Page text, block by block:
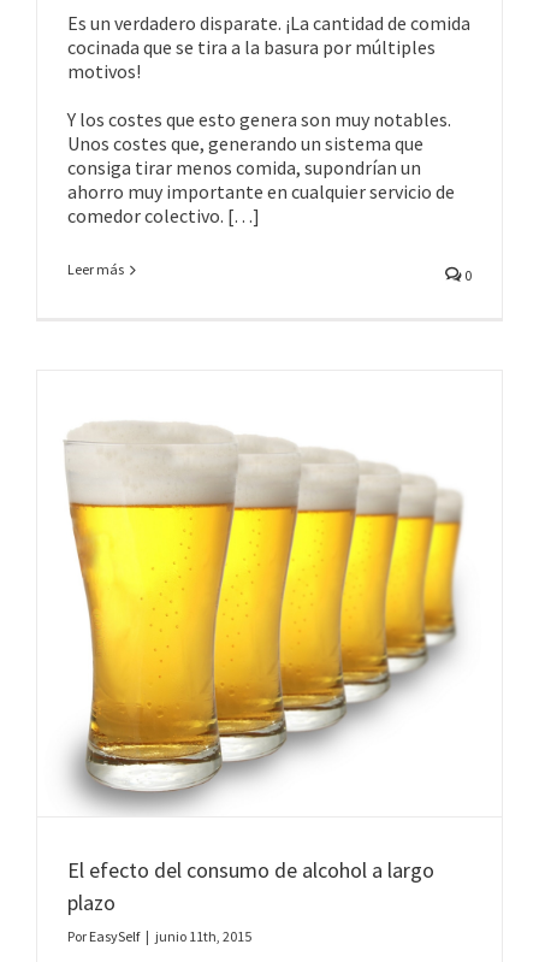
Es un verdadero disparate. ¡La cantidad de comida
cocinada que se tira a la basura por múltiples
motivos!
Y los costes que esto genera son muy notables.
Unos costes que, generando un sistema que
consiga tirar menos comida, supondrían un
ahorro muy importante en cualquier servicio de
comedor colectivo. […]
Leer más 0
El efecto del consumo de alcohol a largo
plazo
Por EasySelf | junio 11th, 2015